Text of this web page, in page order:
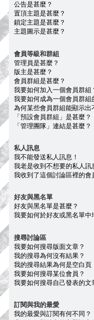
公告是甚麼？
置頂主題是甚麼？
鎖定主題是甚麼？
主題圖示是甚麼？
會員等級和群組
管理員是甚麼？
版主是甚麼？
會員群組是甚麼？
我要如何加入一個會員群組
我要如何成為一個會員群組
為何某些會員群組能顯示出
「預設會員群組」是甚麼？
「管理團隊」連結是甚麼？
私人訊息
我不能發送私人訊息！
我老是收到不想要的私人訊
我收到了這個討論區裡的會
好友與黑名單
好友與黑名單是甚麼？
我要如何於好友或黑名單中
搜尋討論區
我要如何搜尋版面文章？
我的搜尋為何沒有結果？
我的搜尋結果為何是空白頁
我要如何搜尋某位會員？
我要如何搜尋自己發表的文
訂閱與我的最愛
我的最愛與訂閱有何不同？